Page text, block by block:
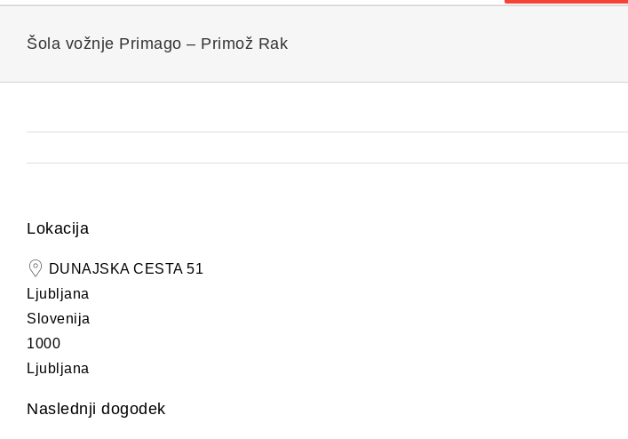
Šola vožnje Primago – Primož Rak
Lokacija
DUNAJSKA CESTA 51
Ljubljana
Slovenija
1000
Ljubljana
Naslednji dogodek